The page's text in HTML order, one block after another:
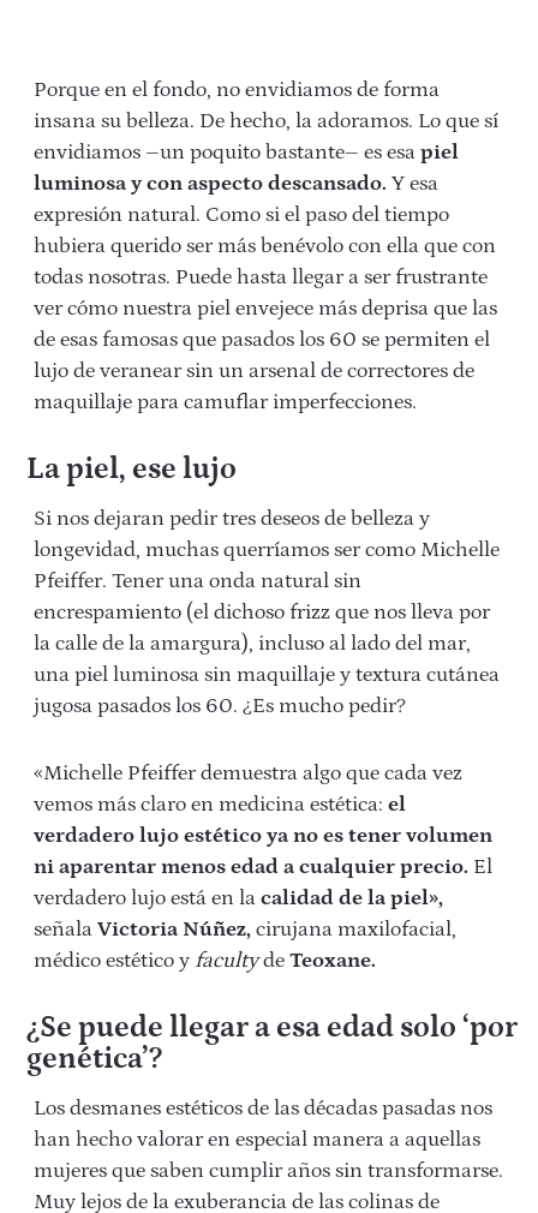
Porque en el fondo, no envidiamos de forma
insana su belleza. De hecho, la adoramos. Lo que sí
envidiamos –un poquito bastante– es esa piel
luminosa y con aspecto descansado. Y esa
expresión natural. Como si el paso del tiempo
hubiera querido ser más benévolo con ella que con
todas nosotras. Puede hasta llegar a ser frustrante
ver cómo nuestra piel envejece más deprisa que las
de esas famosas que pasados los 60 se permiten el
lujo de veranear sin un arsenal de correctores de
maquillaje para camuflar imperfecciones.
La piel, ese lujo
Si nos dejaran pedir tres deseos de belleza y
longevidad, muchas querríamos ser como Michelle
Pfeiffer. Tener una onda natural sin
encrespamiento (el dichoso frizz que nos lleva por
la calle de la amargura), incluso al lado del mar,
una piel luminosa sin maquillaje y textura cutánea
jugosa pasados los 60. ¿Es mucho pedir?
«Michelle Pfeiffer demuestra algo que cada vez
vemos más claro en medicina estética: el
verdadero lujo estético ya no es tener volumen
ni aparentar menos edad a cualquier precio. El
verdadero lujo está en la calidad de la piel»,
señala Victoria Núñez, cirujana maxilofacial,
médico estético y facultyde Teoxane.
¿Se puede llegar a esa edad solo ‘por
genética’?
Los desmanes estéticos de las décadas pasadas nos
han hecho valorar en especial manera a aquellas
mujeres que saben cumplir años sin transformarse.
Muy lejos de la exuberancia de las colinas de